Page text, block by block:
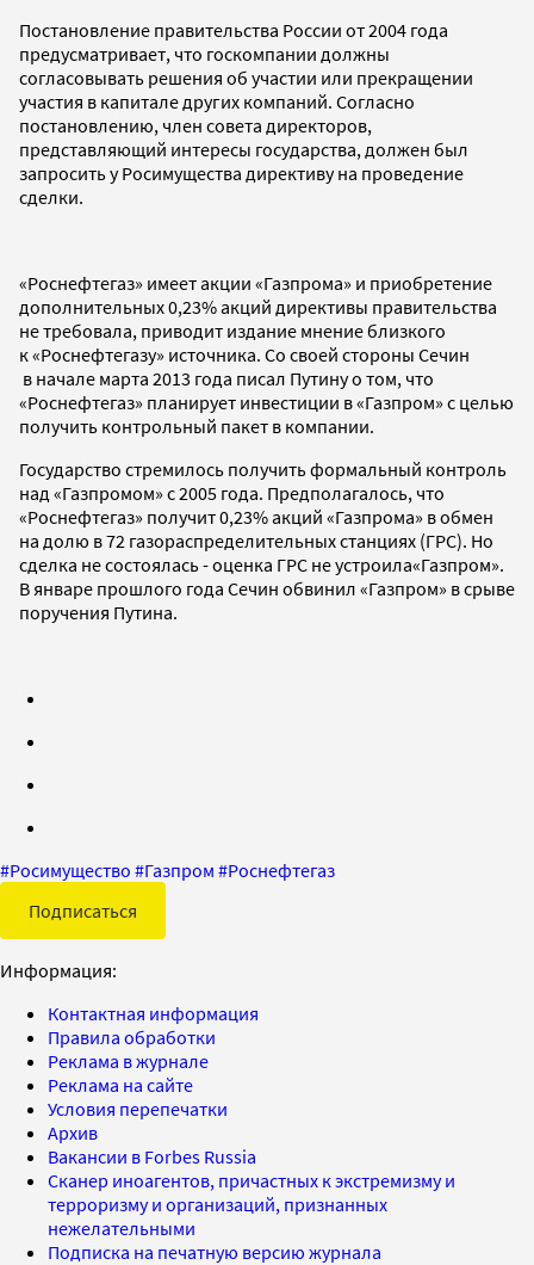
Постановление правительства России от 2004 года
предусматривает, что госкомпании должны
согласовывать решения об участии или прекращении
участия в капитале других компаний. Согласно
постановлению, член совета директоров,
представляющий интересы государства, должен был
запросить у Росимущества директиву на проведение
сделки.
«Роснефтегаз» имеет акции «Газпрома» и приобретение
дополнительных 0,23% акций директивы правительства
не требовала, приводит издание мнение близкого
к «Роснефтегазу» источника. Со своей стороны Сечин
в начале марта 2013 года писал Путину о том, что
«Роснефтегаз» планирует инвестиции в «Газпром» с целью
получить контрольный пакет в компании.
Государство стремилось получить формальный контроль
над «Газпромом» с 2005 года. Предполагалось, что
«Роснефтегаз» получит 0,23% акций «Газпрома» в обмен
на долю в 72 газораспределительных станциях (ГРС). Но
сделка не состоялась - оценка ГРС не устроила«Газпром».
В январе прошлого года Сечин обвинил «Газпром» в срыве
поручения Путина.
#Росимущество #Газпром #Роснефтегаз
Подписаться
Информация:
Контактная информация
Правила обработки
Реклама в журнале
Реклама на сайте
Условия перепечатки
Архив
Вакансии в Forbes Russia
Сканер иноагентов, причастных к экстремизму и
терроризму и организаций, признанных
нежелательными
Подписка на печатную версию журнала